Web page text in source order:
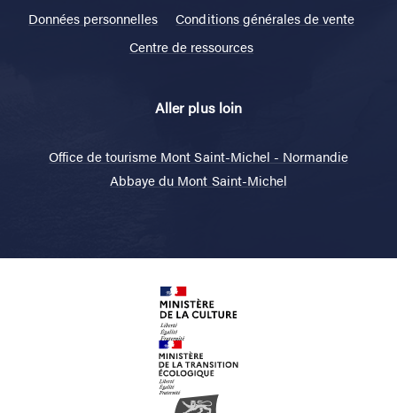
Données personnelles
Conditions générales de vente
Centre de ressources
Aller plus loin
Office de tourisme Mont Saint-Michel - Normandie
Abbaye du Mont Saint-Michel